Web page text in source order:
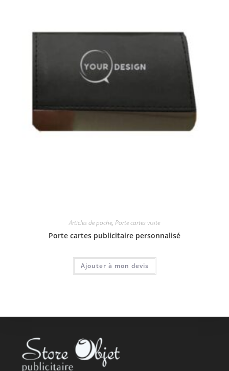
Articles de poche, Porte cartes visite
Porte cartes publicitaire personnalisé
Ajouter à mon devis